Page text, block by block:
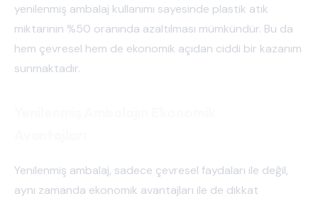
yenilenmiş ambalaj kullanımı sayesinde plastik atık
miktarının %50 oranında azaltılması mümkündür. Bu da
hem çevresel hem de ekonomik açıdan ciddi bir kazanım
sunmaktadır.
Yenilenmiş ambalaj, sadece çevresel faydaları ile değil,
aynı zamanda ekonomik avantajları ile de dikkat